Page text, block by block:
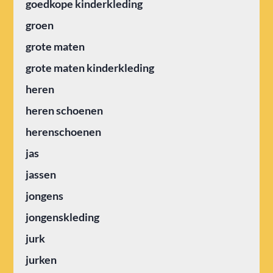
goedkope kinderkleding
groen
grote maten
grote maten kinderkleding
heren
heren schoenen
herenschoenen
jas
jassen
jongens
jongenskleding
jurk
jurken